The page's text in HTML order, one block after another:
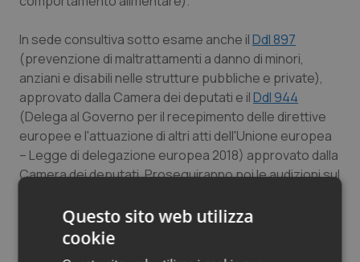
Sangue & coagulazione
Tiroide
Tumore al seno
Tumori del Polmone & Testa Collo
In sede consultiva sotto esame anche ilDdl 897
(prevenzione di maltrattamenti a danno di minori,
anziani e disabili nelle strutture pubbliche e private),
approvato dalla Camera dei deputati e ilDdl 944
(Delega al Governo per il recepimento delle direttive
europee e l'attuazione di altri atti dell'Unione europea
– Legge di delegazione europea 2018) approvato dalla
Camera dei deputati. Proseguiranno poi le audizioni sul
Questo sito web utilizza
cookie